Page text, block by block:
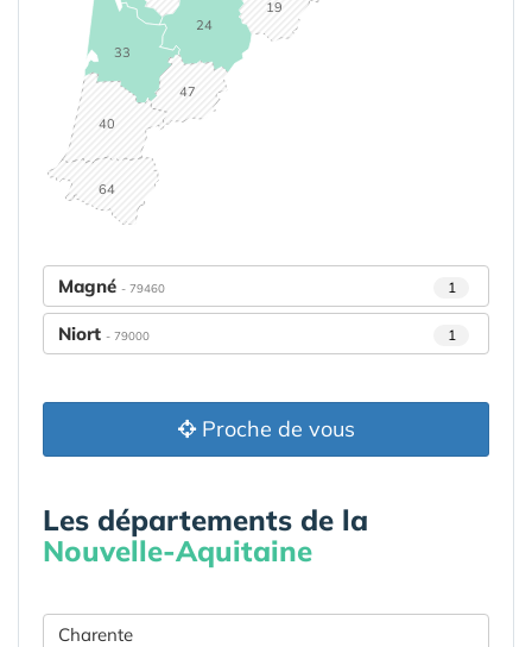
19
24
33
40
47
64
Magné - 79460 1
Niort - 79000 1
Proche de vous
Les départements de la
Nouvelle-Aquitaine
Charente